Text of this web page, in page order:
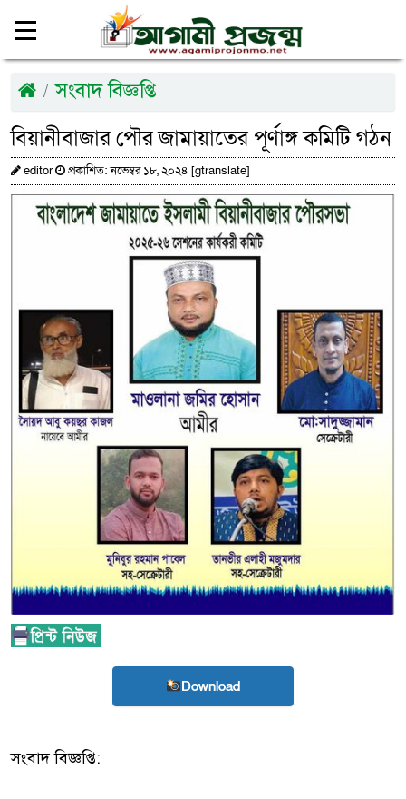
সংবাদ বিজ্ঞপ্তি
বিয়ানীবাজার পৌর জামায়াতের পূর্ণাঙ্গ কমিটি গঠন
editor প্রকাশিত: নভেম্বর ১৮, ২০২৪ [gtranslate]
Download
সংবাদ বিজ্ঞপ্তি: